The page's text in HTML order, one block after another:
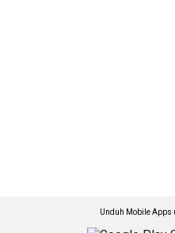
Unduh Mobile Apps